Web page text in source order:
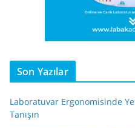
Son Yazılar
Laboratuvar Ergonomisinde
Tanışın